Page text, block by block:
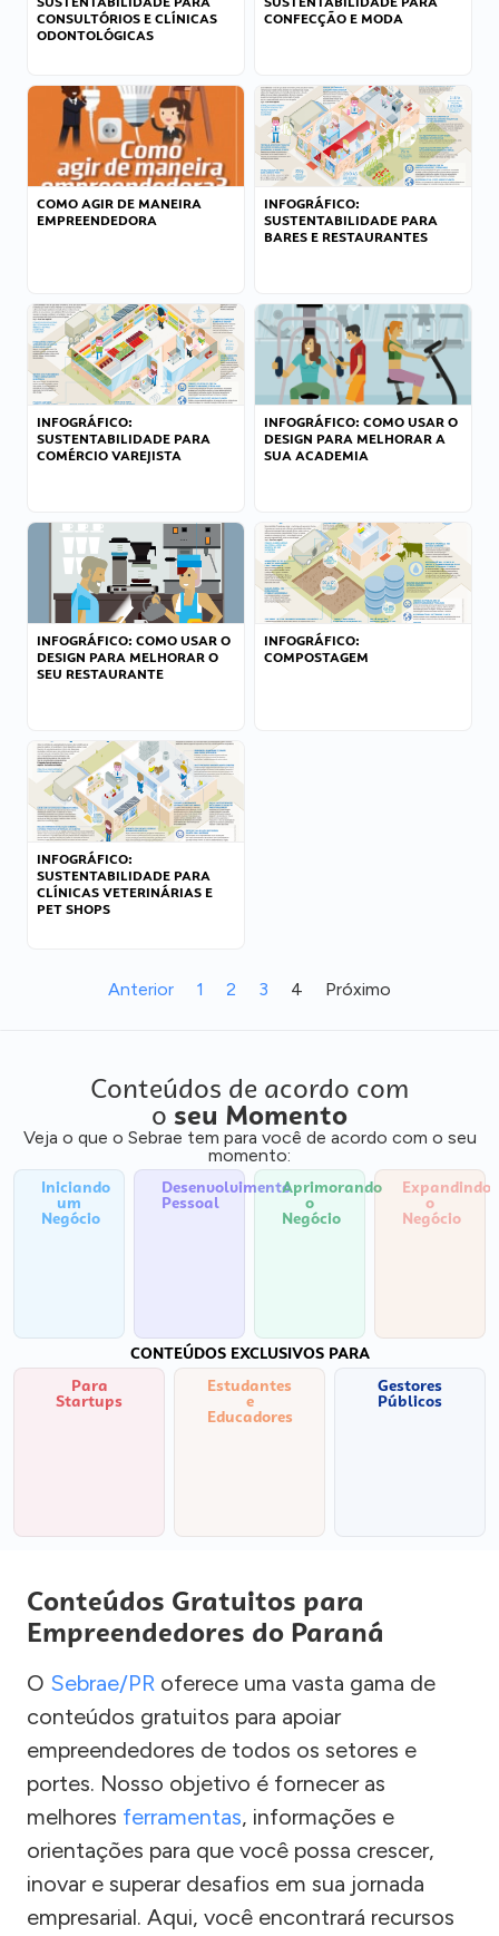
CONSULTÓRIOS E CLÍNICAS
ODONTOLÓGICAS
CONFECÇÃO E MODA
COMO AGIR DE MANEIRA
EMPREENDEDORA
INFOGRÁFICO:
SUSTENTABILIDADE PARA
BARES E RESTAURANTES
INFOGRÁFICO:
SUSTENTABILIDADE PARA
COMÉRCIO VAREJISTA
INFOGRÁFICO: COMO USAR O
DESIGN PARA MELHORAR A
SUA ACADEMIA
INFOGRÁFICO: COMO USAR O
DESIGN PARA MELHORAR O
SEU RESTAURANTE
INFOGRÁFICO:
COMPOSTAGEM
INFOGRÁFICO:
SUSTENTABILIDADE PARA
CLÍNICAS VETERINÁRIAS E
PET SHOPS
Anterior 1 2 3 4 Próximo
Conteúdos de acordo com
o seu Momento
Veja o que o Sebrae tem para você de acordo com o seu
momento:
Iniciando
um
Negócio
Desenvolvimento
Pessoal
Aprimorando
o
Negócio
Expandindo
o
Negócio
CONTEÚDOS EXCLUSIVOS PARA
Para
Startups
Estudantes
e
Educadores
Gestores
Públicos
Conteúdos Gratuitos para
Empreendedores do Paraná
O Sebrae/PR oferece uma vasta gama de
conteúdos gratuitos para apoiar
empreendedores de todos os setores e
portes. Nosso objetivo é fornecer as
melhores ferramentas, informações e
orientações para que você possa crescer,
inovar e superar desafios em sua jornada
empresarial. Aqui, você encontrará recursos